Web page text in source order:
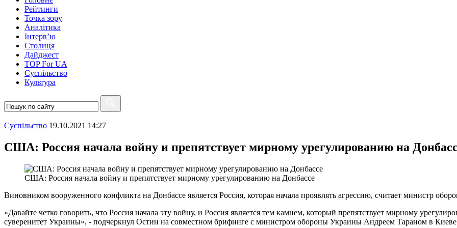
Рейтинги
Точка зору
Аналітика
Інтерв’ю
Столиця
Дайджест
TOP For UA
Суспiльство
Культура
Суспiльство 19.10.2021 14:27
США: Россия начала войну и препятствует мирному урегулированию на
США: Россия начала войну и препятствует мирному урегулированию на Донбассе
Виновником вооруженного конфликта на Донбассе является Россия, которая начала проявлять агрессию, считает министр
«Давайте четко говорить, что Россия начала эту войну, и Россия является тем камнем, который препятствует мирному
суверенитет Украины», - подчеркнул Остин на совместном брифинге с министром обороны Украины Андреем Тараном в